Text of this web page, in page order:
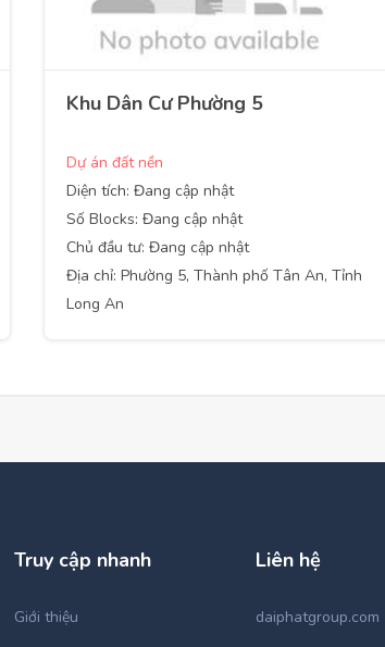
Khu Dân Cư Phường 5
Dự án đất nền
Diện tích: Đang cập nhật
Số Blocks: Đang cập nhật
Chủ đầu tư: Đang cập nhật
Địa chỉ: Phường 5, Thành phố Tân An, Tỉnh
Long An
Truy cập nhanh
Giới thiệu
Liên hệ
daiphatgroup.com